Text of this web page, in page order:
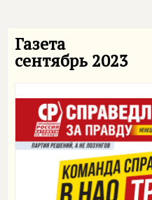
Газета
сентябрь 2023